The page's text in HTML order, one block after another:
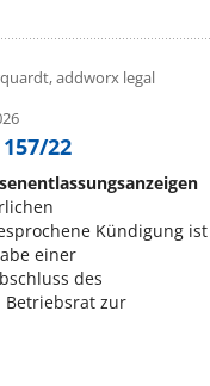
addworx legal
22
Kündigung ist
einer
des
Betriebsrat zur